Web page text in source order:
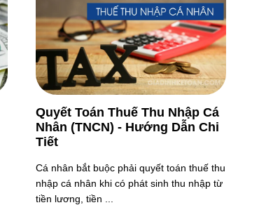
Quyết Toán Thuế Thu Nhập Cá
Nhân (TNCN) - Hướng Dẫn Chi
Tiết
Cá nhân bắt buộc phải quyết toán thuế thu
nhập cá nhân khi có phát sinh thu nhập từ
tiền lương, tiền ...